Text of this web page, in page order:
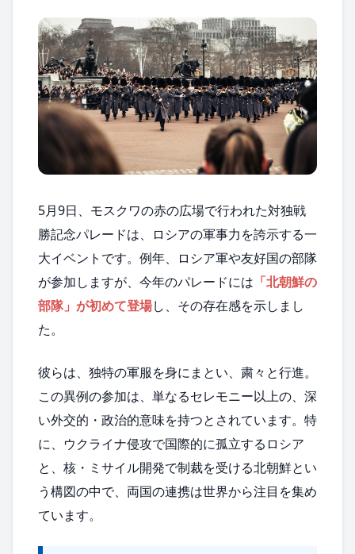
5月9日、モスクワの赤の広場で行われた対独戦
勝記念パレードは、ロシアの軍事力を誇示する一
大イベントです。例年、ロシア軍や友好国の部隊
が参加しますが、今年のパレードには 「北朝鮮の
部隊」が初めて登場し、その存在感を示しまし
た。
彼らは、独特の軍服を身にまとい、粛々と行進。
この異例の参加は、単なるセレモニー以上の、深
い外交的・政治的意味を持つとされています。特
に、ウクライナ侵攻で国際的に孤立するロシア
と、核・ミサイル開発で制裁を受ける北朝鮮とい
う構図の中で、両国の連携は世界から注目を集め
ています。